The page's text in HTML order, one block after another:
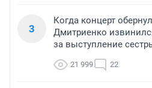
3
Когда концерт
Дмитриенко
за выступление
21 999 22